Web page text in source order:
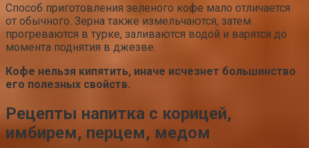
Способ приготовления зеленого кофе мало отличается
от обычного. Зерна также измельчаются, затем
прогреваются в турке, заливаются водой и варятся до
момента поднятия в джезве.
Кофе нельзя кипятить, иначе исчезнет большинство
его полезных свойств.
Рецепты напитка с корицей,
имбирем, перцем, медом